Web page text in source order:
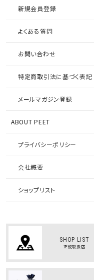
新規会員登録
よくある質問
お問い合わせ
特定商取引法に基づく表記
メールマガジン登録
ABOUT PEET
プライバシーポリシー
会社概要
ショップリスト
SHOP LIST
正規取扱店